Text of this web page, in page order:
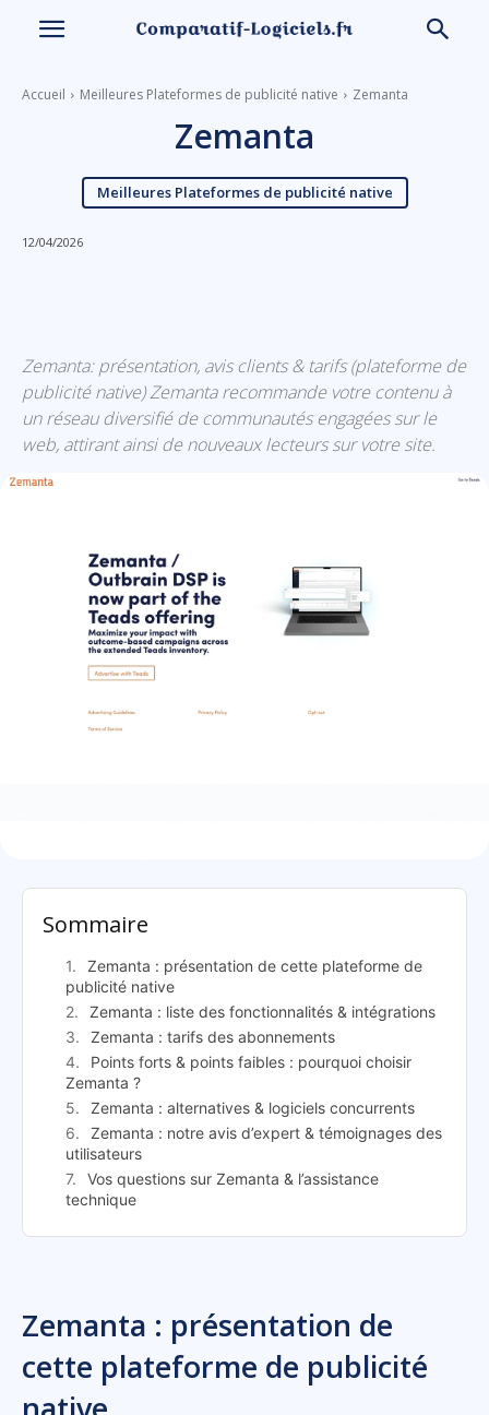
Accueil Meilleures Plateformes de publicité native Zemanta
Zemanta
Meilleures Plateformes de publicité native
12/04/2026
Zemanta: présentation, avis clients & tarifs (plateforme de
publicité native) Zemanta recommande votre contenu à
un réseau diversifié de communautés engagées sur le
web, attirant ainsi de nouveaux lecteurs sur votre site.
Sommaire
Zemanta : présentation de cette plateforme de
publicité native
Zemanta : liste des fonctionnalités & intégrations
Zemanta : tarifs des abonnements
Points forts & points faibles : pourquoi choisir
Zemanta ?
Zemanta : alternatives & logiciels concurrents
Zemanta : notre avis d’expert & témoignages des
utilisateurs
Vos questions sur Zemanta & l’assistance
technique
Zemanta : présentation de
cette plateforme de publicité